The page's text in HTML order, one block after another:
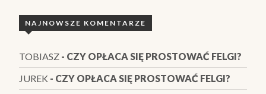
NAJNOWSZE KOMENTARZE
TOBIASZ - CZY OPŁACA SIĘ PROSTOWAĆ FELGI?
JUREK - CZY OPŁACA SIĘ PROSTOWAĆ FELGI?